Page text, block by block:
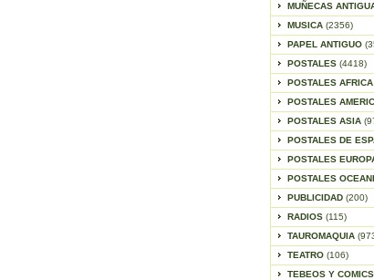
MUÑECAS
MUSICA (2356)
PAPEL ANTIGUO
POSTALES (4418)
POSTALES AFRICA
POSTALES
POSTALES ASIA
POSTALES DE
POSTALES
POSTALES
PUBLICIDAD (200)
RADIOS (115)
TAUROMAQUIA
TEATRO (106)
TEBEOS Y COMICS